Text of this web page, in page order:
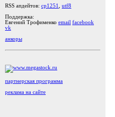
RSS апдейтов: cp1251
utf8
Поддержка:
Евгений Трофименко email facebook
vk
анкоры
партнерская программа
реклама на сайте